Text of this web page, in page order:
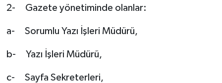
2- Gazete yönetiminde olanlar:
a- Sorumlu Yazı İşleri Müdürü,
b- Yazı İşleri Müdürü,
c- Sayfa Sekreterleri,